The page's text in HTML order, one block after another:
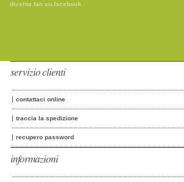
diventa fan su facebook
servizio clienti
contattaci online
traccia la spedizione
recupero password
informazioni